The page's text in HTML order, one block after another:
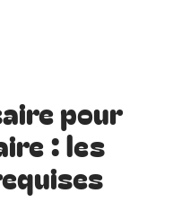
pour
: les